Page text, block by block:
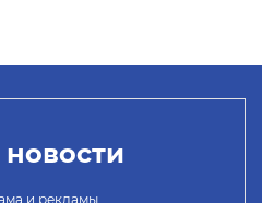
и рекламы